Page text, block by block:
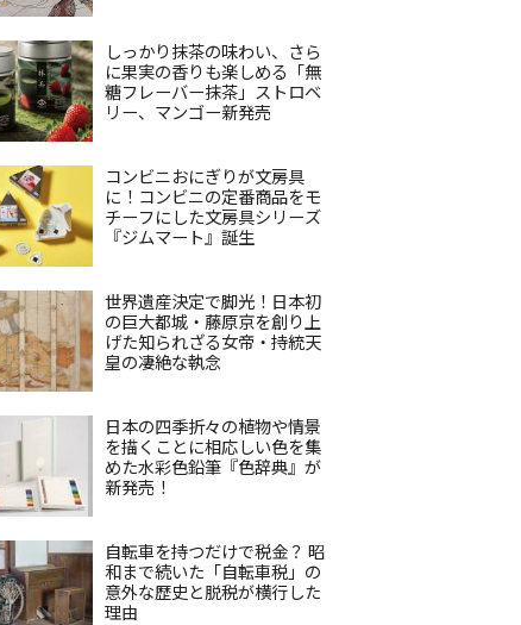
しっかり抹茶の味わい、さら
に果実の香りも楽しめる「無
糖フレーバー抹茶」ストロベ
リー、マンゴー新発売
コンビニおにぎりが文房具
に！コンビニの定番商品をモ
チーフにした文房具シリーズ
『ジムマート』誕生
世界遺産決定で脚光！日本初
の巨大都城・藤原京を創り上
げた知られざる女帝・持統天
皇の凄絶な執念
日本の四季折々の植物や情景
を描くことに相応しい色を集
めた水彩色鉛筆『色辞典』が
新発売！
自転車を持つだけで税金？ 昭
和まで続いた「自転車税」の
意外な歴史と脱税が横行した
理由